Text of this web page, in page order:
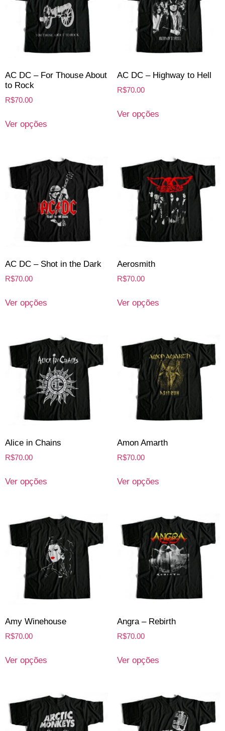
AC DC – For Thouse About
to Rock
R$70.00
Ver opções
AC DC – Highway to Hell
R$70.00
Ver opções
AC DC – Shot in the Dark
R$70.00
Ver opções
Aerosmith
R$70.00
Ver opções
Alice in Chains
R$70.00
Ver opções
Amon Amarth
R$70.00
Ver opções
Amy Winehouse
R$70.00
Ver opções
Angra – Rebirth
R$70.00
Ver opções